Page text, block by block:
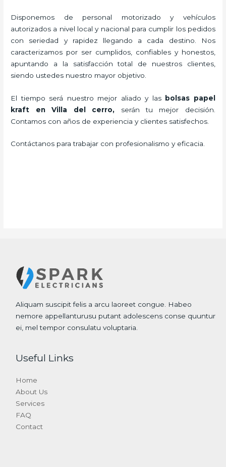
Disponemos de personal motorizado y vehículos
autorizados a nivel local y nacional para cumplir los pedidos
con seriedad y rapidez llegando a cada destino. Nos
caracterizamos por ser cumplidos, confiables y honestos,
apuntando a la satisfacción total de nuestros clientes,
siendo ustedes nuestro mayor objetivo.
El tiempo será nuestro mejor aliado y las bolsas papel
kraft en Villa del cerro, serán tu mejor decisión.
Contamos con años de experiencia y clientes satisfechos.
Contáctanos para trabajar con profesionalismo y eficacia.
Aliquam suscipit felis a arcu laoreet congue. Habeo
nemore appellanturusu putant adolescens conse quuntur
ei, mel tempor consulatu voluptaria.
Useful Links
Home
About Us
Services
FAQ
Contact